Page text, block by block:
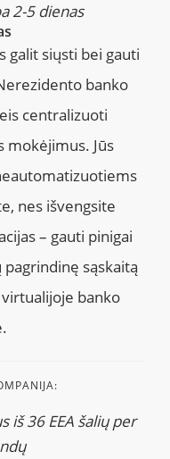
2-5 dienas
galit siųsti bei gauti
banko
centralizuoti
mokėjimus. Jūs
nes išvengsite
– gauti pinigai
sąskaitą
banko
iš 36 EEA šalių per